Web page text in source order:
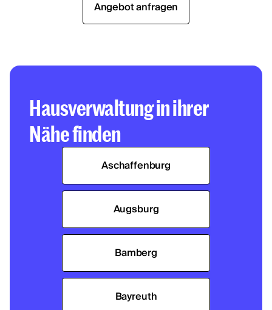
Angebot anfragen
Hausverwaltung in ihrer
Nähe finden
Aschaffenburg
Augsburg
Bamberg
Bayreuth